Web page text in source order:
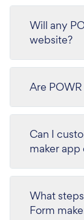
Will any
website?
Are
Can I
maker app
What
Form